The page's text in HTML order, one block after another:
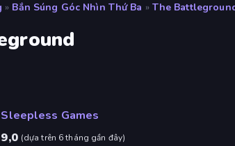
» Bắn Súng Góc Nhìn Thứ Ba » The
Sleepless Games
9,0 (dựa trên 6 tháng gần đây)